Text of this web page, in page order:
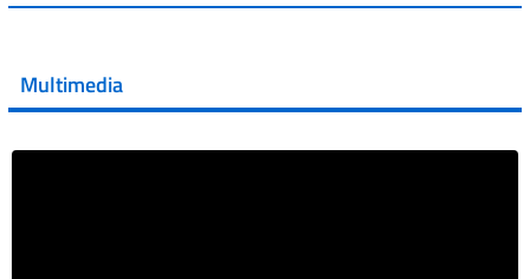
Vai al post →
Multimedia